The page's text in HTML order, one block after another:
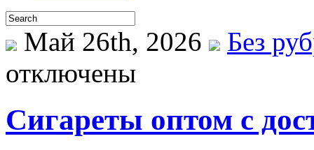
Май 26th, 2026
Без
отключены
Сигареты оптом с